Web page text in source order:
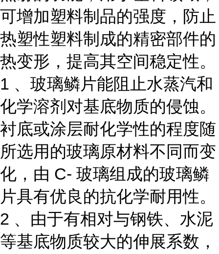
可增加塑料制品的强度，防止
热塑性塑料制成的精密部件的
热变形，提高其空间稳定性。
1 、玻璃鳞片能阻止水蒸汽和
化学溶剂对基底物质的侵蚀。
衬底或涂层耐化学性的程度随
所选用的玻璃原材料不同而变
化，由 C- 玻璃组成的玻璃鳞
片具有优良的抗化学耐用性。
2 、由于有相对与钢铁、水泥
等基底物质较大的伸展系数，